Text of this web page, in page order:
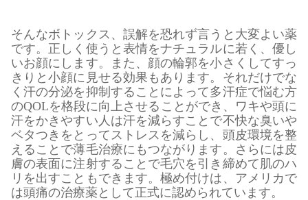
そんなボトックス、誤解を恐れず言うと大変よい薬
です。正しく使うと表情をナチュラルに若く、優し
いお顔にします。また、顔の輪郭を小さくしてすっ
きりと小顔に見せる効果もあります。それだけでな
く汗の分泌を抑制することによって多汗症で悩む方
のQOLを格段に向上させることができ、ワキや頭に
汗をかきやすい人は汗を減らすことで不快な臭いや
ベタつきをとってストレスを減らし、頭皮環境を整
えることで薄毛治療にもつながります。さらには皮
膚の表面に注射することで毛穴を引き締めて肌のハ
リを出すこともできます。極め付けは、アメリカで
は頭痛の治療薬として正式に認められています。